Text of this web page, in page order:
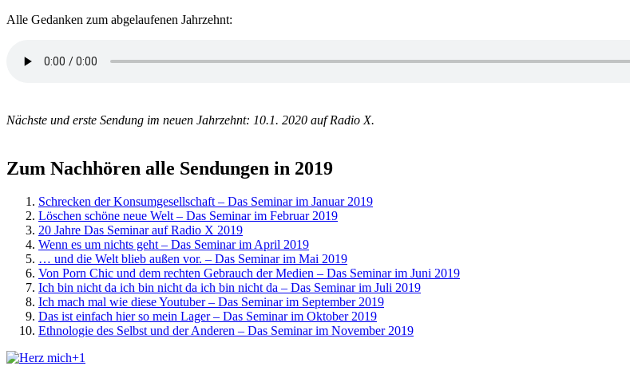
Alle Gedanken zum abgelaufenen Jahrzehnt:
Nächste und erste Sendung im neuen Jahrzehnt: 10.1. 2020 auf Radio X.
Zum Nachhören alle Sendungen in 2019
Schrecken der Konsumgesellschaft – Das Seminar im Januar 2019
Löschen schöne neue Welt – Das Seminar im Februar 2019
20 Jahre Das Seminar auf Radio X 2019
Wenn es um nichts geht – Das Seminar im April 2019
… und die Welt blieb außen vor. – Das Seminar im Mai 2019
Von Porn Chic und dem rechten Gebrauch der Medien – Das Seminar im Juni 2019
Ich bin nicht da ich bin nicht da ich bin nicht da – Das Seminar im Juli 2019
Ich mach mal wie diese Youtuber – Das Seminar im September 2019
Das ist einfach hier so mein Lager – Das Seminar im Oktober 2019
Ethnologie des Selbst und der Anderen – Das Seminar im November 2019
+1